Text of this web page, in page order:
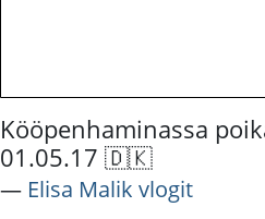
Kööpenhaminassa
01.05.17 🇩🇰
― Elisa Malik vlogit